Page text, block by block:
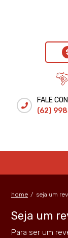
FALE
(62)
home / seja um
Seja um
Para ser um